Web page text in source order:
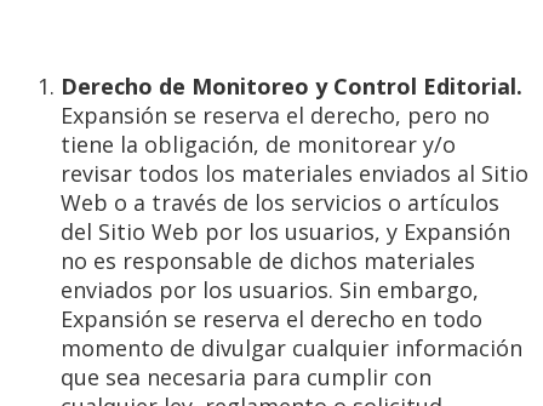
Derecho de Monitoreo y Control Editorial.
Expansión se reserva el derecho, pero no
tiene la obligación, de monitorear y/o
revisar todos los materiales enviados al Sitio
Web o a través de los servicios o artículos
del Sitio Web por los usuarios, y Expansión
no es responsable de dichos materiales
enviados por los usuarios. Sin embargo,
Expansión se reserva el derecho en todo
momento de divulgar cualquier información
que sea necesaria para cumplir con